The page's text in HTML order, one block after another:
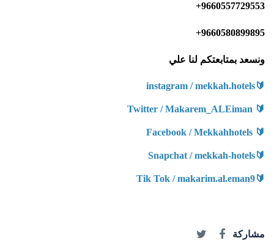
9660557729553+
9660580899895+
ونسعد بمتابعتكم لنا علي
🔰instagram / mekkah.hotels
🔰 Twitter / Makarem_ALEiman
🔰 Facebook / Mekkahhotels
🔰Snapchat / mekkah-hotels
🔰Tik Tok / makarim.al.eman9
مشاركة